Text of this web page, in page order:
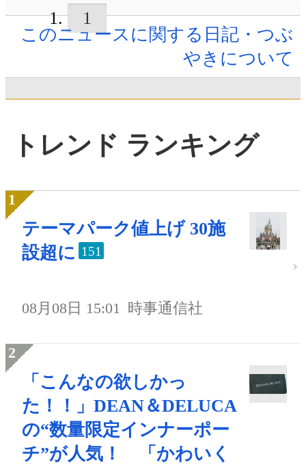
1
このニュースに関する日記・つぶ
やきについて
トレンド ランキング
テーマパーク値上げ 30施
設超に 151
08月08日 15:01 時事通信社
「こんなの欲しかっ
た！！」DEAN＆DELUCA
の“数量限定インナーポー
チ”が人気！ 「かわいく